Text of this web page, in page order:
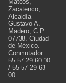
Mateos,
Zacatenco,
Alcaldía
Gustavo A.
Madero, C.P.
07738, Ciudad
de México.
Conmutador:
55 57 29 60 00
/ 55 57 29 63
00.